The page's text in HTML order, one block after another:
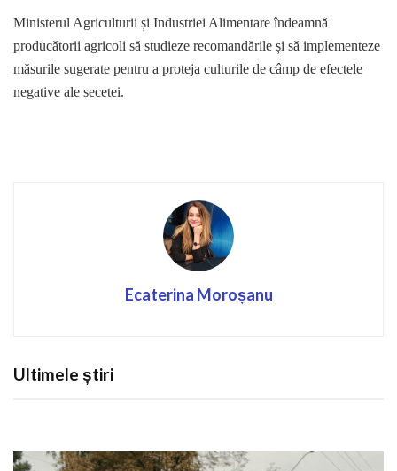
Ministerul Agriculturii și Industriei Alimentare îndeamnă
producătorii agricoli să studieze recomandările și să implementeze
măsurile sugerate pentru a proteja culturile de câmp de efectele
negative ale secetei.
Ecaterina Moroșanu
Ultimele știri